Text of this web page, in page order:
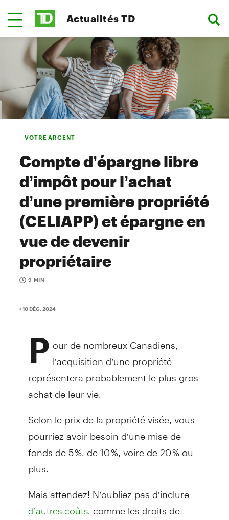
Actualités TD
VOTRE ARGENT
Compte d’épargne libre
d’impôt pour l’achat
d’une première propriété
(CELIAPP) et épargne en
vue de devenir
propriétaire
9 MIN
• 10 DÉC. 2024
Pour de nombreux Canadiens,
l’acquisition d’une propriété
représentera probablement le plus gros
achat de leur vie.
Selon le prix de la propriété visée, vous
pourriez avoir besoin d’une mise de
fonds de 5 %, de 10 %, voire de 20 % ou
plus.
Mais attendez! N’oubliez pas d’inclure
d’autres coûts, comme les droits de